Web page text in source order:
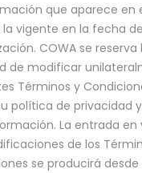
que aparece en
la vigente en la fecha
COWA se reserva
de modificar
Términos y
política de privacidad
La entrada en
de los
se producirá desde